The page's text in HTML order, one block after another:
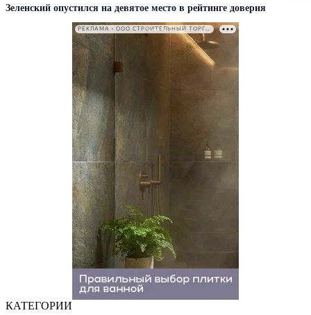
Зеленский опустился на девятое место в рейтинге доверия
РЕКЛАМА • ООО СТРОИТЕЛЬНЫЙ ТОРГОВЫЙ ДОМ «ПЕТРОВИЧ». ИНН: 7802348846
КАТЕГОРИИ